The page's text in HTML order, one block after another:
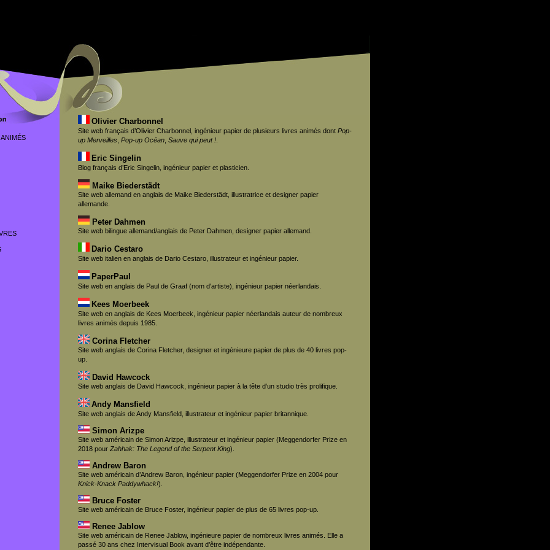
Olivier Charbonnel
Site web français d’Olivier Charbonnel, ingénieur papier de plusieurs livres animés dont Pop-
up Merveilles Pop-up Océan Sauve qui peut !
Eric Singelin
Blog français d’Eric Singelin, ingénieur papier et plasticien.
Maike Biederstädt
Site web allemand en anglais de Maike Biederstädt, illustratrice et designer papier
allemande.
Peter Dahmen
Site web bilingue allemand/anglais de Peter Dahmen, designer papier allemand.
Dario Cestaro
Site web italien en anglais de Dario Cestaro, illustrateur et ingénieur papier.
PaperPaul
Site web en anglais de Paul de Graaf (nom d'artiste), ingénieur papier néerlandais.
Kees Moerbeek
Site web en anglais de Kees Moerbeek, ingénieur papier néerlandais auteur de nombreux
livres animés depuis 1985.
Corina Fletcher
Site web anglais de Corina Fletcher, designer et ingénieure papier de plus de 40 livres pop-
up.
David Hawcock
Site web anglais de David Hawcock, ingénieur papier à la tête d’un studio très prolifique.
Andy Mansfield
Site web anglais de Andy Mansfield, illustrateur et ingénieur papier britannique.
Simon Arizpe
Site web américain de Simon Arizpe, illustrateur et ingénieur papier (Meggendorfer Prize en
2018 pour Zahhak: The Legend of the Serpent King).
Andrew Baron
Site web américain d’Andrew Baron, ingénieur papier (Meggendorfer Prize en 2004 pour
Knick-Knack Paddywhack!).
Bruce Foster
Site web américain de Bruce Foster, ingénieur papier de plus de 65 livres pop-up.
Renee Jablow
Site web américain de Renee Jablow, ingénieure papier de nombreux livres animés. Elle a
passé 30 ans chez Intervisual Book avant d’être indépendante.